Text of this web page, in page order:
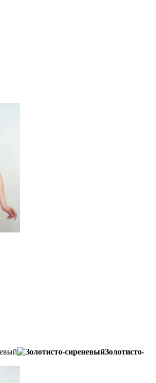
Золотисто-